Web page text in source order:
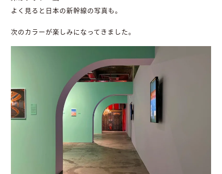
よく見ると日本の新幹線の写真も。
次のカラーが楽しみになってきました。